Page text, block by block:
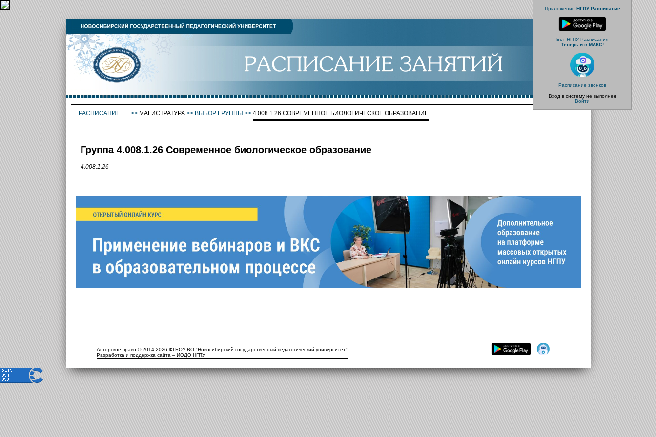
Приложение НГПУ Расписание
Бот НГПУ Расписания
Теперь и в МАКС!
Расписание звонков
Вход в систему не выполнен
Войти
РАСПИСАНИЕ >> МАГИСТРАТУРА>> ВЫБОР ГРУППЫ >> 4.008.1.26 СОВРЕМЕННОЕ БИОЛОГИЧЕСКОЕ ОБРАЗОВАНИЕ
Группа 4.008.1.26 Современное биологическое образование
4.008.1.26
Авторское право © 2014-2026 ФГБОУ ВО "Новосибирский государственный педагогический университет"
Разработка и поддержка сайта – ИОДО НГПУ